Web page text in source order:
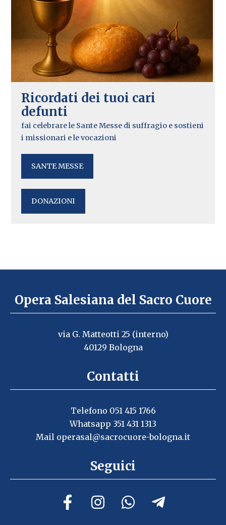
Ricordati dei tuoi cari
defunti
fai celebrare le Sante Messe di suffragio e sostieni
i missionari e le vocazioni
SANTE MESSE
DONAZIONI
Opera Salesiana del Sacro Cuore
via G. Matteotti 25 (interno)
40129 Bologna
Contatti
Telefono 051 415 1766
Whatsapp 351 431 1313
Mail operasal@sacrocuore-bologna.it
Seguici